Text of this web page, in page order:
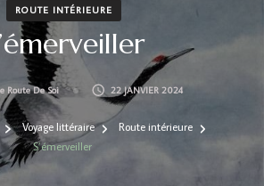
ROUTE INTÉRIEURE
Route De Soi 22 JANVIER 2024
Voyage littéraire
Route intérieure
S’émerveiller